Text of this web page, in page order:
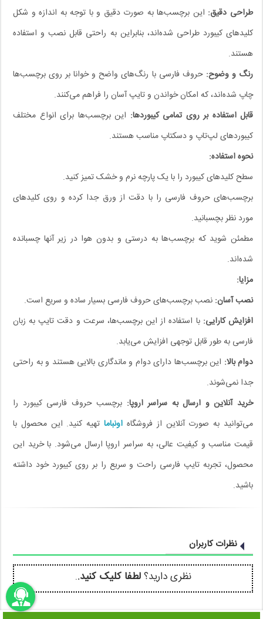
طراحی دقیق: این برچسب‌ها به صورت دقیق و با توجه به اندازه و شکل
کلیدهای کیبورد طراحی شده‌اند، بنابراین به راحتی قابل نصب و استفاده
هستند.
رنگ و وضوح: حروف فارسی با رنگ‌های واضح و خوانا بر روی برچسب‌ها
چاپ شده‌اند، که امکان خواندن و تایپ آسان را فراهم می‌کنند.
قابل استفاده بر روی تمامی کیبوردها: این برچسب‌ها برای انواع مختلف
کیبوردهای لپ‌تاپ و دسکتاپ مناسب هستند.
نحوه استفاده:
سطح کلیدهای کیبورد را با یک پارچه نرم و خشک تمیز کنید.
برچسب‌های حروف فارسی را با دقت از ورق جدا کرده و روی کلیدهای
مورد نظر بچسبانید.
مطمئن شوید که برچسب‌ها به درستی و بدون هوا در زیر آنها چسبانده
شده‌اند.
مزایا:
نصب آسان: نصب برچسب‌های حروف فارسی بسیار ساده و سریع است.
افزایش کارایی: با استفاده از این برچسب‌ها، سرعت و دقت تایپ به زبان
فارسی به طور قابل توجهی افزایش می‌یابد.
دوام بالا: این برچسب‌ها دارای دوام و ماندگاری بالایی هستند و به راحتی
جدا نمی‌شوند.
خرید آنلاین و ارسال به سراسر اروپا: برچسب حروف فارسی کیبورد را
می‌توانید به صورت آنلاین از فروشگاه اونباماتهیه کنید. این محصول با
قیمت مناسب و کیفیت عالی، به سراسر اروپا ارسال می‌شود. با خرید این
محصول، تجربه تایپ فارسی راحت و سریع را بر روی کیبورد خود داشته
باشید.
نظرات کاربران
نظری دارید؟لطفا کلیک کنید..